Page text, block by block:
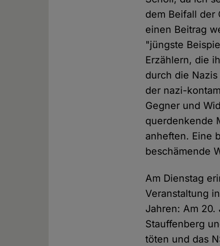
dem Beifall der
einen Beitrag
"jüngste
Erzählern, die
durch die
der nazi-
Gegner und
querdenkende
anheften. Eine
beschämende
Am Dienstag
Veranstaltung
Jahren: Am 20.
Stauffenberg
töten und das